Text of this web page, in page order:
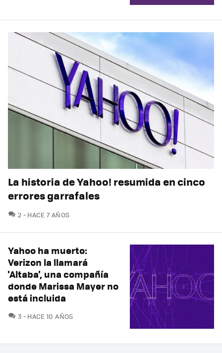
La historia de Yahoo! resumida en cinco
errores garrafales
2 COMENTARIOS
HACE 7 AÑOS
Yahoo ha muerto:
Verizon la llamará
'Altaba', una compañía
donde Marissa Mayer no
está incluida
3 COMENTARIOS
HACE 10 AÑOS